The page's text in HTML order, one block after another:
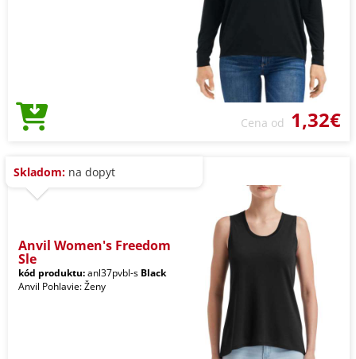
Cena od 1,32€
Skladom: na dopyt
Anvil Women's Freedom
Sle
kód produktu:anl37pvbl-s Black
Anvil Pohlavie: Ženy